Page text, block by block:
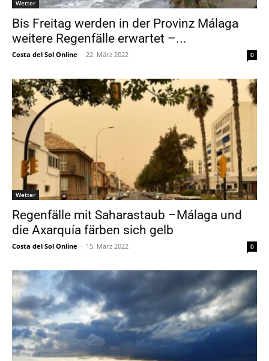
Wetter
Bis Freitag werden in der Provinz Málaga
weitere Regenfälle erwartet –...
Costa del Sol Online - 22. März 2022 0
Wetter
Regenfälle mit Saharastaub –Málaga und
die Axarquía färben sich gelb
Costa del Sol Online - 15. März 2022 0